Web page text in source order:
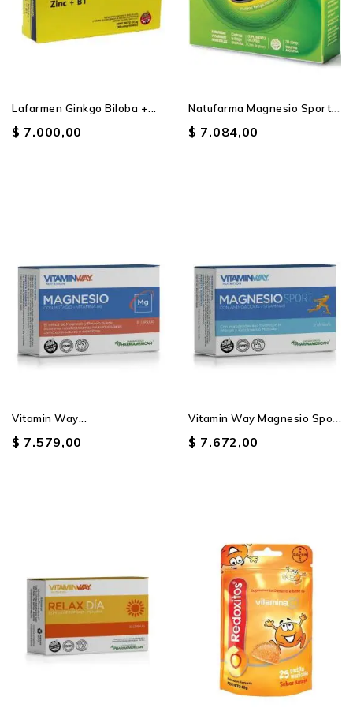
Lafarmen Ginkgo Biloba +...
$ 7.000,00
N
Atufarma Magnesio Sport X...
$ 7.084,00
Vitamin Way...
$ 7.579,00
V
Itamin Way Magnesio Sport...
$ 7.672,00